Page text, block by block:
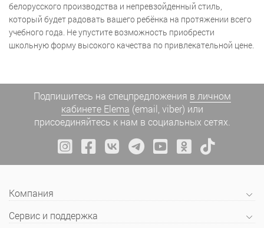
белорусского производства и непревзойденный стиль,
который будет радовать вашего ребёнка на протяжении всего
учебного года. Не упустите возможность приобрести
школьную форму высокого качества по привлекательной цене.
Подпишитесь на спецпредложения в личном
кабинете Elema (email, viber) или
присоединяйтесь к нам в социальных сетях.
Компания
Сервис и поддержка